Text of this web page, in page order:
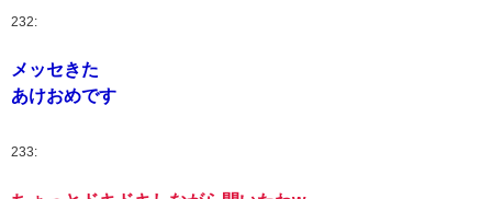
232:
メッセきた
あけおめです
233: